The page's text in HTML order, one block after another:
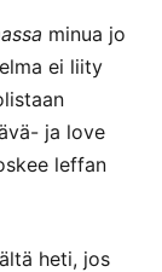
minua jo
ei liity
ja love
leffan
heti, jos